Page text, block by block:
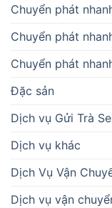
Chuyển phát
Chuyển phát
Chuyển phát
Đặc sản
Dịch vụ Gửi Trà
Dịch vụ khác
Dịch Vụ Vận
Dịch vụ vận